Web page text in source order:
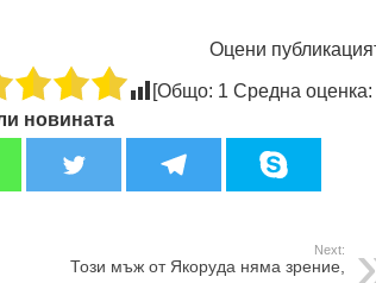
Оцени
[Общо: 1 Средна оценка:
новината
Next:
Този мъж от Якоруда няма зрение,